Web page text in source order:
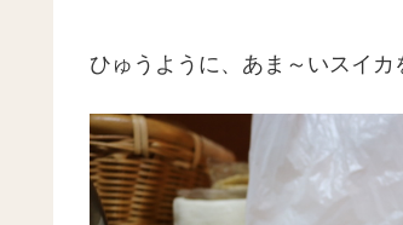
ひゅうように、あま～いスイカ